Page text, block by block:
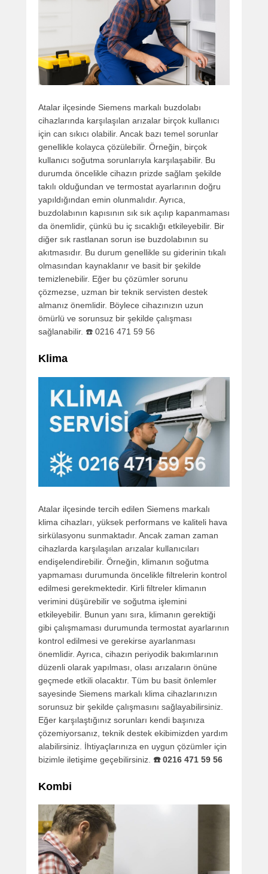
Atalar ilçesinde Siemens markalı buzdolabı
cihazlarında karşılaşılan arızalar birçok kullanıcı
için can sıkıcı olabilir. Ancak bazı temel sorunlar
genellikle kolayca çözülebilir. Örneğin, birçok
kullanıcı soğutma sorunlarıyla karşılaşabilir. Bu
durumda öncelikle cihazın prizde sağlam şekilde
takılı olduğundan ve termostat ayarlarının doğru
yapıldığından emin olunmalıdır. Ayrıca,
buzdolabının kapısının sık sık açılıp kapanmaması
da önemlidir, çünkü bu iç sıcaklığı etkileyebilir. Bir
diğer sık rastlanan sorun ise buzdolabının su
akıtmasıdır. Bu durum genellikle su giderinin tıkalı
olmasından kaynaklanır ve basit bir şekilde
temizlenebilir. Eğer bu çözümler sorunu
çözmezse, uzman bir teknik servisten destek
almanız önemlidir. Böylece cihazınızın uzun
ömürlü ve sorunsuz bir şekilde çalışması
sağlanabilir. ☎️ 0216 471 59 56
Klima
Atalar ilçesinde tercih edilen Siemens markalı
klima cihazları, yüksek performans ve kaliteli hava
sirkülasyonu sunmaktadır. Ancak zaman zaman
cihazlarda karşılaşılan arızalar kullanıcıları
endişelendirebilir. Örneğin, klimanın soğutma
yapmaması durumunda öncelikle filtrelerin kontrol
edilmesi gerekmektedir. Kirli filtreler klimanın
verimini düşürebilir ve soğutma işlemini
etkileyebilir. Bunun yanı sıra, klimanın gerektiği
gibi çalışmaması durumunda termostat ayarlarının
kontrol edilmesi ve gerekirse ayarlanması
önemlidir. Ayrıca, cihazın periyodik bakımlarının
düzenli olarak yapılması, olası arızaların önüne
geçmede etkili olacaktır. Tüm bu basit önlemler
sayesinde Siemens markalı klima cihazlarınızın
sorunsuz bir şekilde çalışmasını sağlayabilirsiniz.
Eğer karşılaştığınız sorunları kendi başınıza
çözemiyorsanız, teknik destek ekibimizden yardım
alabilirsiniz. İhtiyaçlarınıza en uygun çözümler için
bizimle iletişime geçebilirsiniz. ☎️ 0216 471 59 56
Kombi